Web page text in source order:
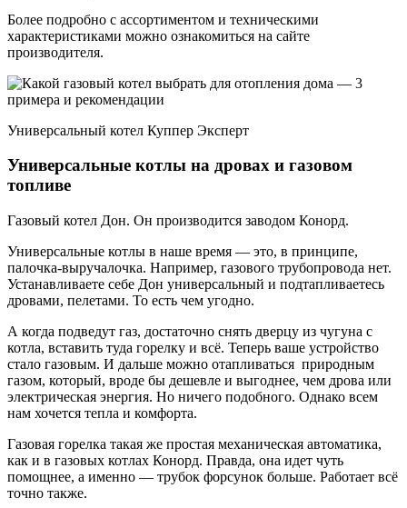
Более подробно с ассортиментом и техническими
характеристиками можно ознакомиться на сайте
производителя.
Универсальный котел Куппер Эксперт
Универсальные котлы на дровах и газовом
топливе
Газовый котел Дон. Он производится заводом Конорд.
Универсальные котлы в наше время — это, в принципе,
палочка-выручалочка. Например, газового трубопровода нет.
Устанавливаете себе Дон универсальный и подтапливаетесь
дровами, пелетами. То есть чем угодно.
А когда подведут газ, достаточно снять дверцу из чугуна с
котла, вставить туда горелку и всё. Теперь ваше устройство
стало газовым. И дальше можно отапливаться природным
газом, который, вроде бы дешевле и выгоднее, чем дрова или
электрическая энергия. Но ничего подобного. Однако всем
нам хочется тепла и комфорта.
Газовая горелка такая же простая механическая автоматика,
как и в газовых котлах Конорд. Правда, она идет чуть
помощнее, а именно — трубок форсунок больше. Работает всё
точно также.